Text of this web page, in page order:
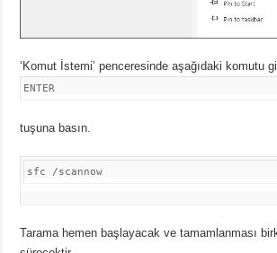
‘Komut İstemi’ penceresinde aşağıdaki komutu
ENTER
tuşuna basın.
sfc /scannow
Tarama hemen başlayacak ve tamamlanması